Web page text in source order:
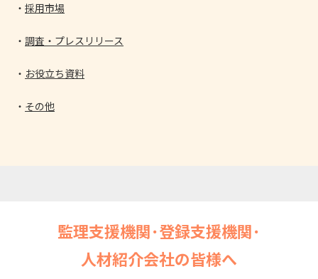
採用市場
調査・プレスリリース
お役立ち資料
その他
監理支援機関･登録支援機関･
人材紹介会社の皆様へ